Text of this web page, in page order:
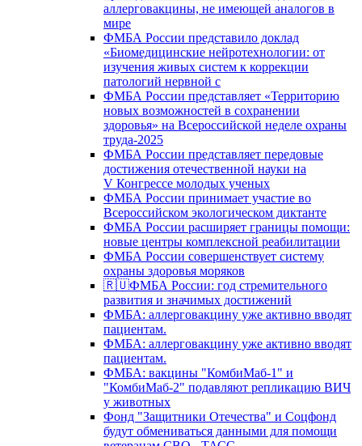
аллерговакцины, не имеющей аналогов в
мире
ФМБА России представило доклад
«Биомедицинские нейротехнологии: от
изучения живых систем к коррекции
патологий нервной с
ФМБА России представляет «Территорию
новых возможностей в сохранении
здоровья» на Всероссийской неделе охраны
труда-2025
ФМБА России представляет передовые
достижения отечественной науки на
V Конгрессе молодых ученых
ФМБА России принимает участие во
Всероссийском экологическом диктанте
ФМБА России расширяет границы помощи:
новые центры комплексной реабилитации
ФМБА России совершенствует систему
охраны здоровья моряков
🇷🇺ФМБА России: год стремительного
развития и значимых достижений
ФМБА: аллерговакцину уже активно вводят
пациентам.
ФМБА: аллерговакцину уже активно вводят
пациентам.
ФМБА: вакцины "КомбиМаб-1" и
"КомбиМаб-2" подавляют репликацию ВИЧ
у животных
Фонд "Защитники Отечества" и Соцфонд
будут обмениваться данными для помощи